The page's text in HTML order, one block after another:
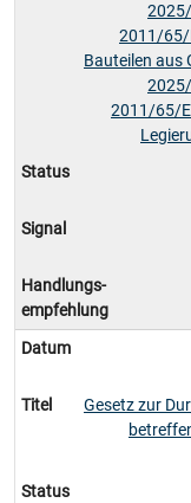
2011/65/
Bauteilen aus
2011/65/
Status
Signal
Handlungs-
empfehlung
Datum
Titel
Gesetz zur
Status